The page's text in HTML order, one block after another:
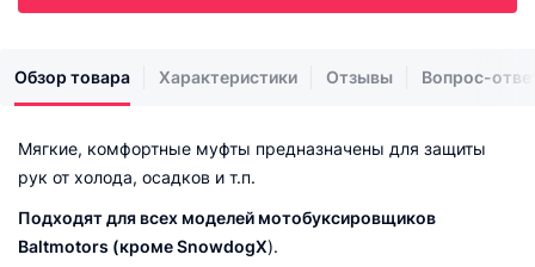
Обзор товара Характеристики Отзывы Вопрос-
Мягкие, комфортные муфты предназначены для защиты
рук от холода, осадков и т.п.
Подходят для всех моделей мотобуксировщиков
Baltmotors (кроме SnowdogX).